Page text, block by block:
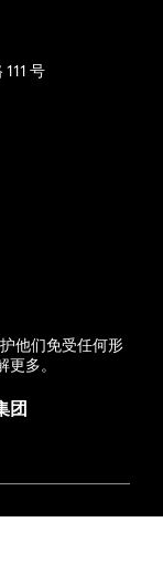
号
他们免受任何形
更多。
团